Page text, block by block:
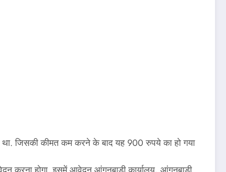
जिसकी कीमत कम करने के बाद यह 900 रुपये का हो गया